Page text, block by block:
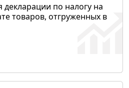
по налогу на
товаров, отгруженных в